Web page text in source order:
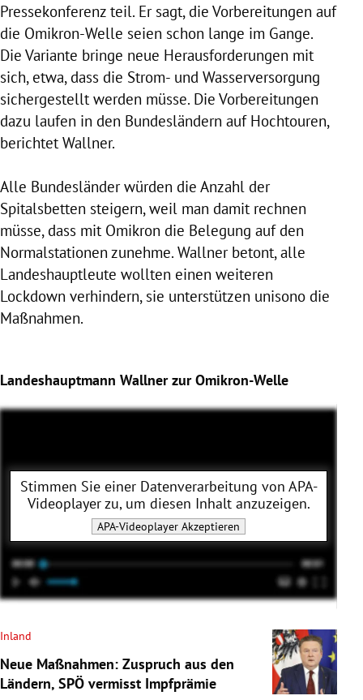
Pressekonferenz teil. Er sagt, die Vorbereitungen auf
die Omikron-Welle seien schon lange im Gange.
Die Variante bringe neue Herausforderungen mit
sich, etwa, dass die Strom- und Wasserversorgung
sichergestellt werden müsse. Die Vorbereitungen
dazu laufen in den Bundesländern auf Hochtouren,
berichtet Wallner.
Alle Bundesländer würden die Anzahl der
Spitalsbetten steigern, weil man damit rechnen
müsse, dass mit Omikron die Belegung auf den
Normalstationen zunehme. Wallner betont, alle
Landeshauptleute wollten einen weiteren
Lockdown verhindern, sie unterstützen unisono die
Maßnahmen.
Landeshauptmann Wallner zur Omikron-Welle
Stimmen Sie einer Datenverarbeitung von APA-
Videoplayerzu, um diesen Inhalt anzuzeigen.
APA-Videoplayer Akzeptieren
Inland
Neue Maßnahmen: Zuspruch aus den
Ländern, SPÖ vermisst Impfprämie